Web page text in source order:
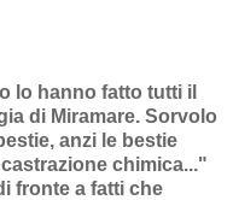
lo hanno fatto tutti il
di Miramare. Sorvolo
anzi le bestie
chimica..."
fronte a fatti che